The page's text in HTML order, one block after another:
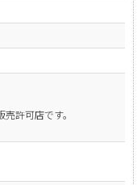
許可店です。